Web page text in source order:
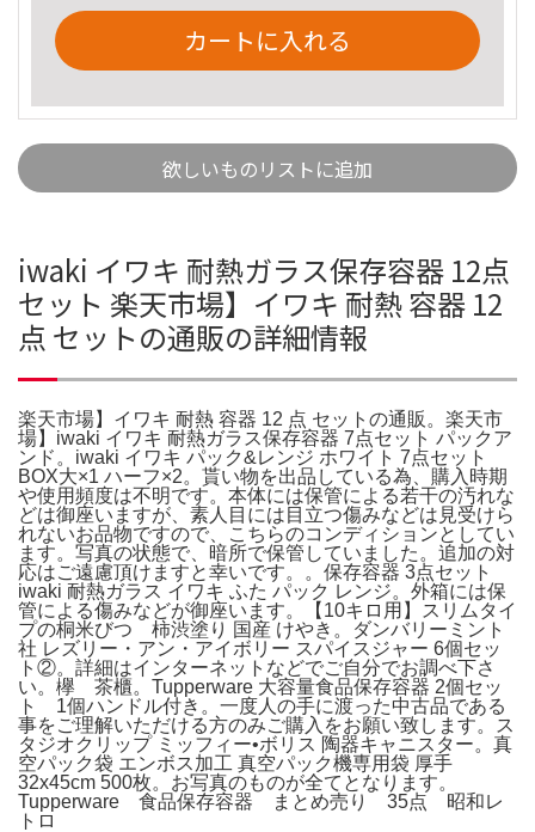
カートに入れる
欲しいものリストに追加
iwaki イワキ 耐熱ガラス保存容器 12点
セット 楽天市場】イワキ 耐熱 容器 12
点 セットの通販の詳細情報
楽天市場】イワキ 耐熱 容器 12 点 セットの通販。楽天市
場】iwaki イワキ 耐熱ガラス保存容器 7点セット パックア
ンド。iwaki イワキ パック&レンジ ホワイト 7点セット
BOX大×1 ハーフ×2。貰い物を出品している為、購入時期
や使用頻度は不明です。本体には保管による若干の汚れな
どは御座いますが、素人目には目立つ傷みなどは見受けら
れないお品物ですので、こちらのコンディションとしてい
ます。写真の状態で、暗所で保管していました。追加の対
応はご遠慮頂けますと幸いです。。保存容器 3点セット
iwaki 耐熱ガラス イワキ ふた パック レンジ。外箱には保
管による傷みなどが御座います。【10キロ用】スリムタイ
プの桐米びつ 柿渋塗り 国産 けやき。ダンバリーミント
社 レズリー・アン・アイボリー スパイスジャー 6個セッ
ト②。詳細はインターネットなどでご自分でお調べ下さ
い。欅 茶櫃。Tupperware 大容量食品保存容器 2個セッ
ト 1個ハンドル付き。一度人の手に渡った中古品である
事をご理解いただける方のみご購入をお願い致します。ス
タジオクリップ ミッフィー•ボリス 陶器キャニスター。真
空パック袋 エンボス加工 真空パック機専用袋 厚手
32x45cm 500枚。お写真のものが全てとなります。
Tupperware 食品保存容器 まとめ売り 35点 昭和レ
トロ